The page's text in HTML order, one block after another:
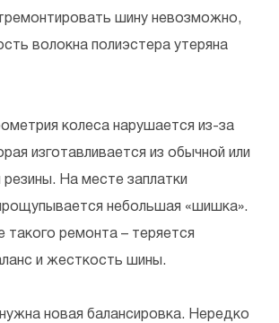
шину невозможно,
волокна полиэстера утеряна
колеса нарушается из-за
изготавливается из обычной или
На месте заплатки
небольшая «шишка».
такого ремонта – теряется
и жесткость шины.
новая балансировка. Нередко